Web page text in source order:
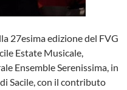
27esima edizione del FVG
Estate Musicale,
Ensemble Serenissima, in
Sacile, con il contributo